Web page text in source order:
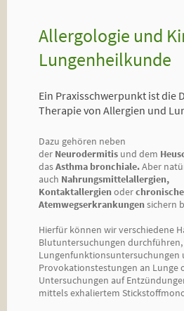
Allergologie und
Lungenheilkunde
Ein Praxisschwerpunkt ist die
Therapie von Allergien und
Dazu gehören neben
der Neurodermitis und dem
dasAsthma bronchiale.Aber
auch Nahrungsmittelallergien,
Kontaktallergienoderchronische
Atemwegserkrankungensichern
Hierfür können wir verschiedene
Blutuntersuchungen durchführen,
Lungenfunktionsuntersuchungen
Provokationstestungen an Lunge
Untersuchungen auf
mittels exhaliertem